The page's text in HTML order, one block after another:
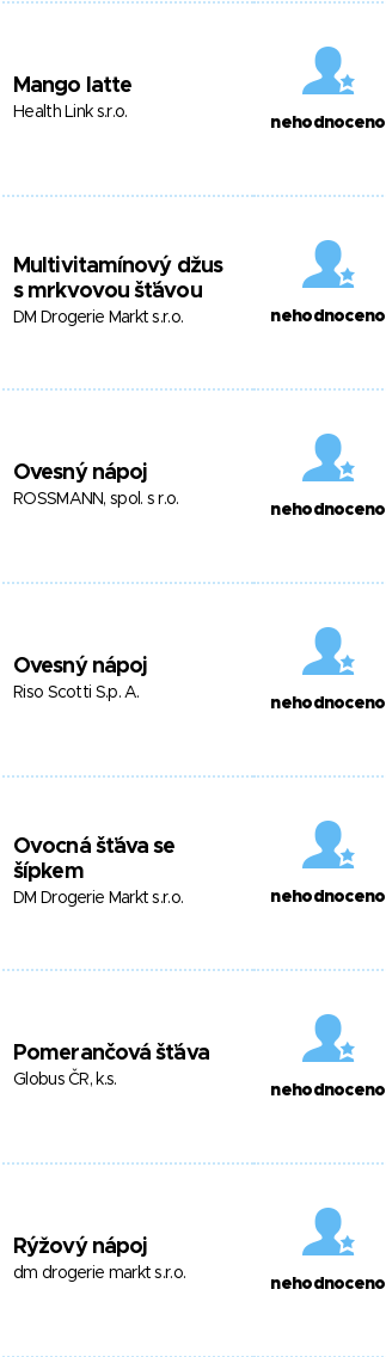
Mango latte
Health Link s.r.o.
nehodnoceno
Multivitamínový džus
s mrkvovou šťávou
DM Drogerie Markt s.r.o. nehodnoceno
Ovesný nápoj
ROSSMANN, spol. s r.o.
nehodnoceno
Ovesný nápoj
Riso Scotti S.p. A.
nehodnoceno
Ovocná šťáva se
šípkem
DM Drogerie Markt s.r.o. nehodnoceno
Pomerančová šťáva
Globus ČR, k.s.
nehodnoceno
Rýžový nápoj
dm drogerie markt s.r.o.
nehodnoceno